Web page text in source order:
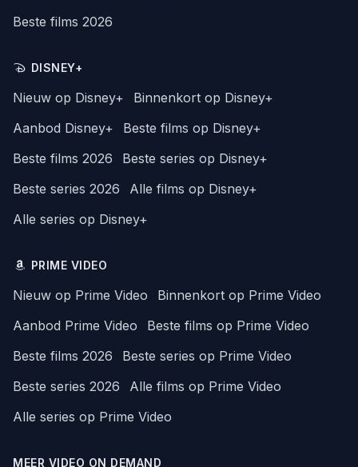
Beste films 2026
DISNEY+
Nieuw op Disney+
Binnenkort op Disney+
Aanbod Disney+
Beste films op Disney+
Beste films 2026
Beste series op Disney+
Beste series 2026
Alle films op Disney+
Alle series op Disney+
PRIME VIDEO
Nieuw op Prime Video
Binnenkort op Prime Video
Aanbod Prime Video
Beste films op Prime Video
Beste films 2026
Beste series op Prime Video
Beste series 2026
Alle films op Prime Video
Alle series op Prime Video
MEER VIDEO ON DEMAND